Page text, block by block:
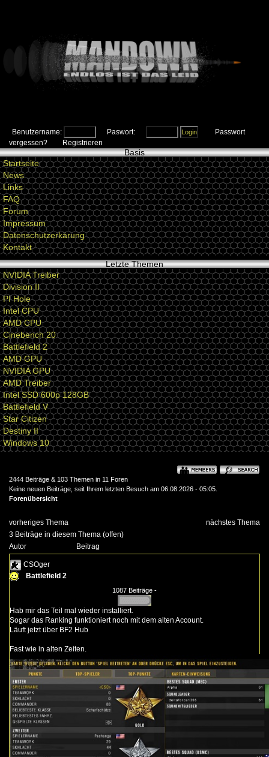
Benutzername: Paswort:
Passwort
vergessen?
Registrieren
Basis
Startseite
News
Links
FAQ
Forum
Impressum
Datenschutzerkärung
Kontakt
Letzte Themen
NVIDIA Treiber
Division II
PI Hole
Intel CPU
AMD CPU
Cinebench 20
Battlefield 2
AMD GPU
NVIDIA GPU
AMD Treiber
Intel SSD 600p 128GB
Battlefield V
Star Citizen
Destiny II
Windows 10
2444 Beiträge & 103 Themen in 11 Foren
Keine neuen Beiträge, seit Ihrem letzten Besuch am 06.08.2026 - 05:05.
Forenübersicht
vorheriges Thema
nächstes Thema
3 Beiträge in diesem Thema (offen)
Autor
Beitrag
CSOger
Battlefield 2
1087 Beiträge -
Hab mir das Teil mal wieder installiert.
Sogar das Ranking funktioniert noch mit dem alten Account.
Läuft jetzt über BF2 Hub
Fast wie in alten Zeiten.